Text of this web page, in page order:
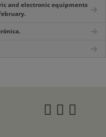
and electronic equipments